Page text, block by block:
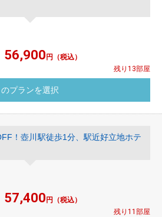
56,900 円（税込）
残り13部屋
！壺川駅徒歩1分、駅近好立地ホテ
57,400 円（税込）
残り11部屋